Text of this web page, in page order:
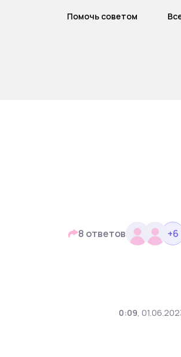
Помочь советом
8 ответов +6
0:09,